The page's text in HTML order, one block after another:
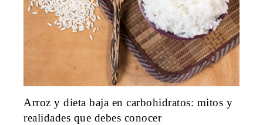
Arroz y dieta baja en carbohidratos: mitos y
realidades que debes conocer